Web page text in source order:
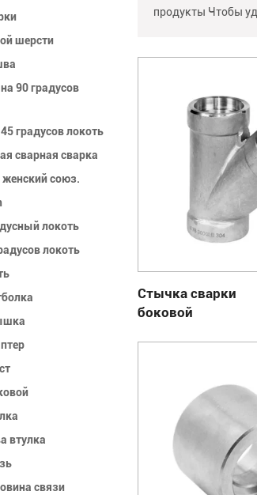
шерсти
90 градусов
градусов локоть
сварная сварка
женский союз.
локоть
локоть
втулка
связи
продукты Чтобы
Стычка сварки
боковой